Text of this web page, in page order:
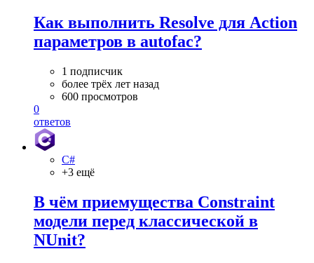
Как выполнить Resolve для Action
параметров в autofac?
1 подписчик
более трёх лет назад
600 просмотров
0
ответов
C#
+3 ещё
В чём приемущества Constraint
модели перед классической в
NUnit?